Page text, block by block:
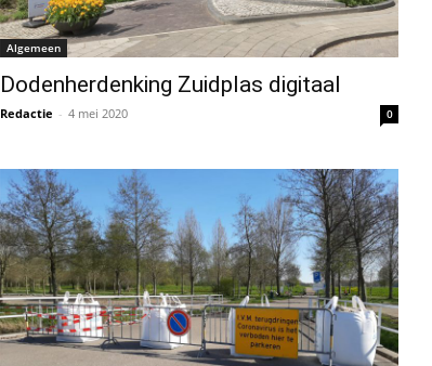
Algemeen
Dodenherdenking Zuidplas digitaal
Redactie - 4 mei 2020 0